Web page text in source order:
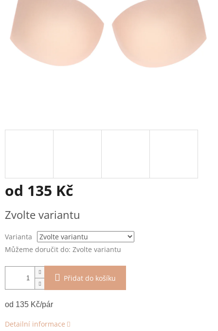
hvězdiček.
od 135 Kč
cena:
Zvolte variantu
Varianta
Můžeme doručit do: Zvolte variantu
Přidat do košíku
od 135 Kč/pár
Detailní informace